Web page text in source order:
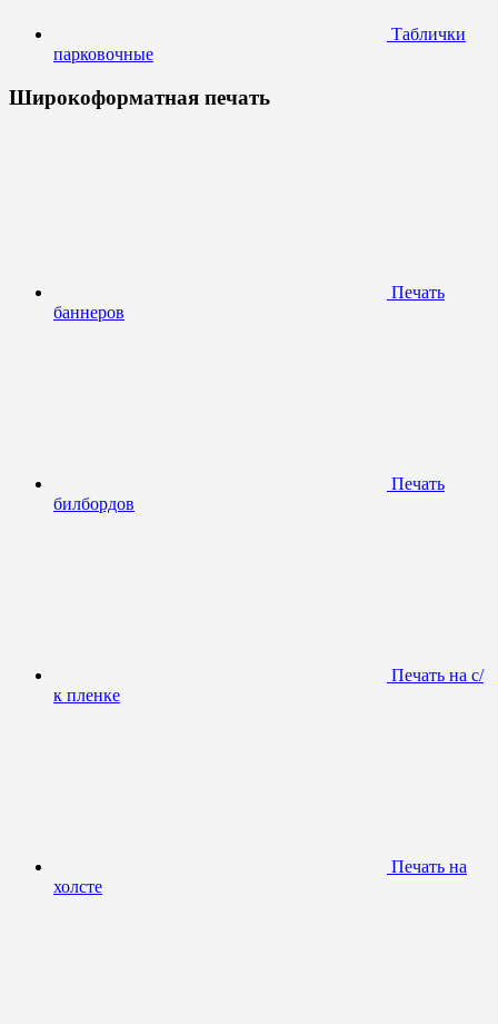
Таблички
парковочные
Широкоформатная печать
Печать
баннеров
Печать
билбордов
Печать на с/
к пленке
Печать на
холсте